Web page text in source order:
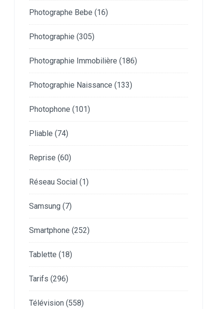
Photographe Bebe (16)
Photographie (305)
Photographie Immobilière (186)
Photographie Naissance (133)
Photophone (101)
Pliable (74)
Reprise (60)
Réseau Social (1)
Samsung (7)
Smartphone (252)
Tablette (18)
Tarifs (296)
Télévision (558)